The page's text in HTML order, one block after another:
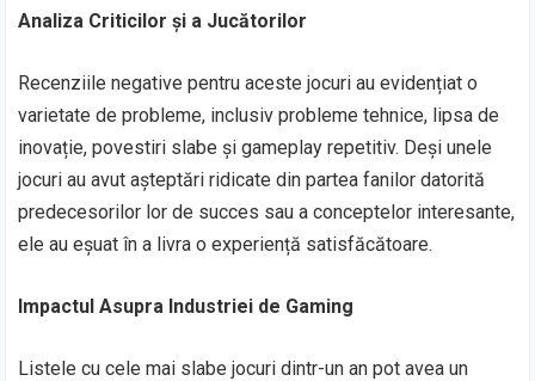
Analiza Criticilor și a Jucătorilor
Recenziile negative pentru aceste jocuri au evidențiat o
varietate de probleme, inclusiv probleme tehnice, lipsa de
inovație, povestiri slabe și gameplay repetitiv. Deși unele
jocuri au avut așteptări ridicate din partea fanilor datorită
predecesorilor lor de succes sau a conceptelor interesante,
ele au eșuat în a livra o experiență satisfăcătoare.
Impactul Asupra Industriei de Gaming
Listele cu cele mai slabe jocuri dintr-un an pot avea un